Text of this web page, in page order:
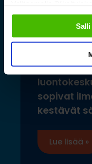
sallimiisi evästeisiin.
Salli
sopivat
kestävät
Lue lisää »